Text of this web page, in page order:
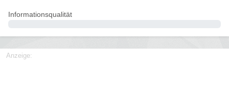
Informationsqualität
Anzeige: